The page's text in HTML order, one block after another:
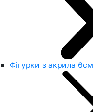
Фігурки з акрила 6см